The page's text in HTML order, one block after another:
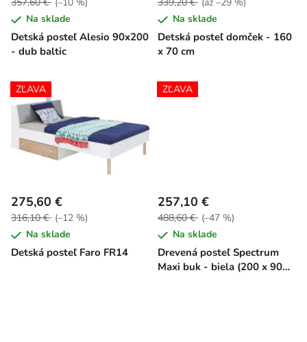
o
v
d
u
k
o
v
Detská posteľ Alesio 90x200
- dub baltic
Na sklade
Detská posteľ domček - 160
x 70 cm
Na sklade
ZĽAVA
Detská posteľ Faro FR14
275,60 €
316,10 € (–12 %)
Na sklade
ZĽAVA
Drevená posteľ Spectrum
Maxi buk - biela (200 x 90
257,10 €
488,60 € (–47 %)
Na sklade